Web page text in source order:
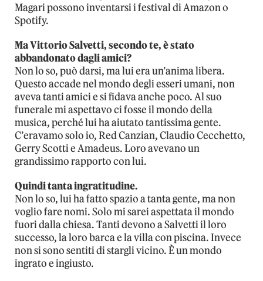
Magari possono inventarsi i festival di Amazon o
Spotify.
Ma Vittorio Salvetti, secondo te, è stato
abbandonato dagli amici?
Non lo so, può darsi, ma lui era un’anima libera.
Questo accade nel mondo degli esseri umani, non
aveva tanti amici e si fidava anche poco. Al suo
funerale mi aspettavo ci fosse il mondo della
musica, perché lui ha aiutato tantissima gente.
C’eravamo solo io, Red Canzian, Claudio Cecchetto,
Gerry Scotti e Amadeus. Loro avevano un
grandissimo rapporto con lui.
Quindi tanta ingratitudine.
Non lo so, lui ha fatto spazio a tanta gente, ma non
voglio fare nomi. Solo mi sarei aspettata il mondo
fuori dalla chiesa. Tanti devono a Salvetti il loro
successo, la loro barca e la villa con piscina. Invece
non si sono sentiti di stargli vicino. È un mondo
ingrato e ingiusto.